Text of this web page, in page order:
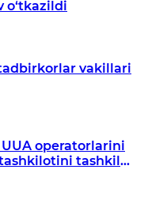
o‘tkazildi
vakillari
UUA operatorlarini
tashkilotini tashkil